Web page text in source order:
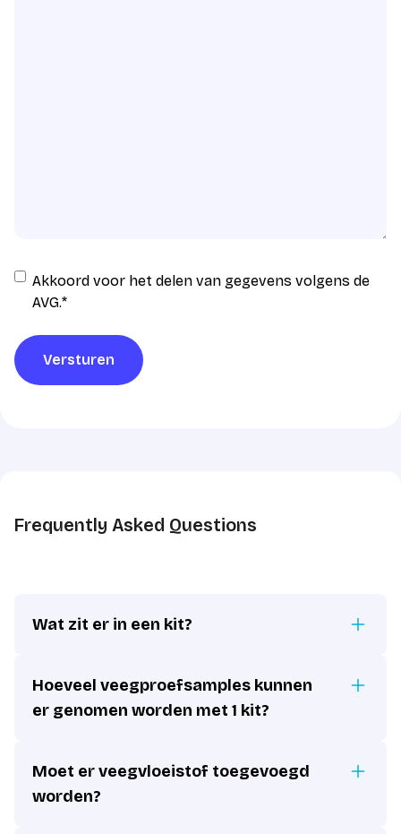
Instemming
AVG
Akkoord voor het delen van gegevens volgens de
AVG.*
Versturen
Frequently Asked Questions
Wat zit er in een kit?
Hoeveel veegproefsamples kunnen
er genomen worden met 1 kit?
Moet er veegvloeistof toegevoegd
worden?